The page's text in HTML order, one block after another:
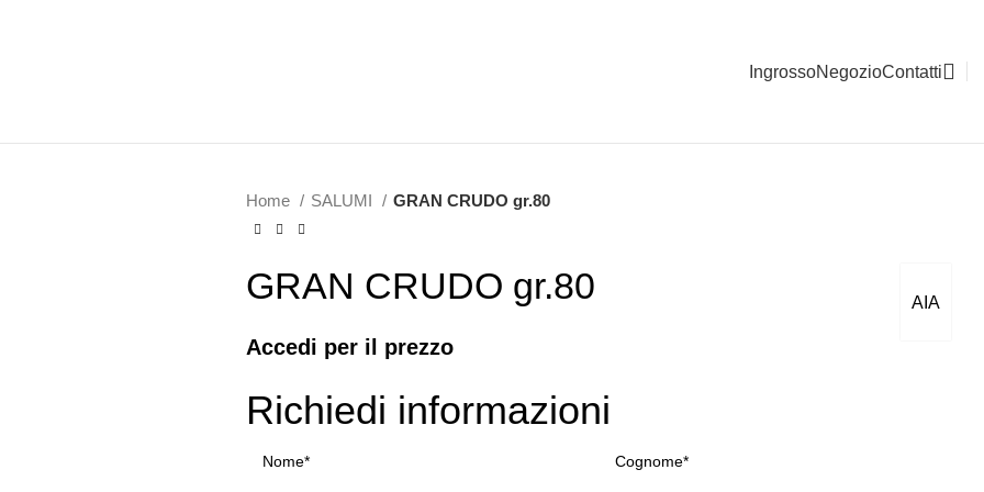
IngrossoNegozioContatti
Home SALUMI GRAN CRUDO gr.80
AIA
GRAN CRUDO gr.80
Accedi per il prezzo
Richiedi informazioni